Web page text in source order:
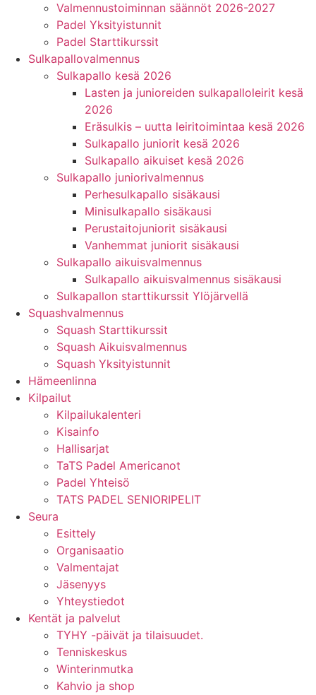
Valmennustoiminnan säännöt 2026-2027
Padel Yksityistunnit
Padel Starttikurssit
Sulkapallovalmennus
Sulkapallo kesä 2026
Lasten ja junioreiden sulkapalloleirit kesä
2026
Eräsulkis – uutta leiritoimintaa kesä 2026
Sulkapallo juniorit kesä 2026
Sulkapallo aikuiset kesä 2026
Sulkapallo juniorivalmennus
Perhesulkapallo sisäkausi
Minisulkapallo sisäkausi
Perustaitojuniorit sisäkausi
Vanhemmat juniorit sisäkausi
Sulkapallo aikuisvalmennus
Sulkapallo aikuisvalmennus sisäkausi
Sulkapallon starttikurssit Ylöjärvellä
Squashvalmennus
Squash Starttikurssit
Squash Aikuisvalmennus
Squash Yksityistunnit
Hämeenlinna
Kilpailut
Kilpailukalenteri
Kisainfo
Hallisarjat
TaTS Padel Americanot
Padel Yhteisö
TATS PADEL SENIORIPELIT
Seura
Esittely
Organisaatio
Valmentajat
Jäsenyys
Yhteystiedot
Kentät ja palvelut
TYHY -päivät ja tilaisuudet.
Tenniskeskus
Winterinmutka
Kahvio ja shop